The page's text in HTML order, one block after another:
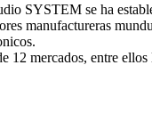
SYSTEM se ha
manufactureras
12 mercados, entre